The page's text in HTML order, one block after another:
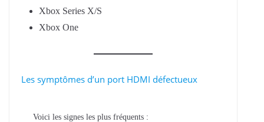
Xbox Series X/S
Xbox One
Les symptômes d’un port HDMI défectueux
Voici les signes les plus fréquents :